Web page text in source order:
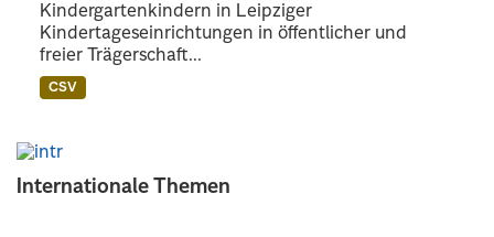
Internationale Themen
Kindergartenkindern in Leipziger
Kindertageseinrichtungen in öffentlicher und
freier Trägerschaft...
CSV